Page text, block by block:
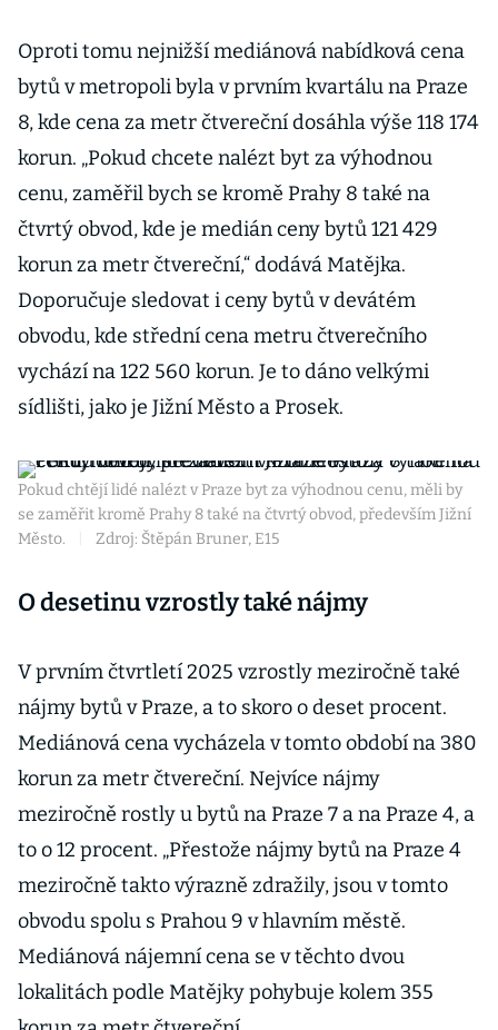
Oproti tomu nejnižší mediánová nabídková cena
bytů v metropoli byla v prvním kvartálu na Praze
8, kde cena za metr čtvereční dosáhla výše 118 174
korun. „Pokud chcete nalézt byt za výhodnou
cenu, zaměřil bych se kromě Prahy 8 také na
čtvrtý obvod, kde je medián ceny bytů 121 429
korun za metr čtvereční,“ dodává Matějka.
Doporučuje sledovat i ceny bytů v devátém
obvodu, kde střední cena metru čtverečního
vychází na 122 560 korun. Je to dáno velkými
sídlišti, jako je Jižní Město a Prosek.
Pokud chtějí lidé nalézt v Praze byt za výhodnou cenu, měli by
se zaměřit kromě Prahy 8 také na čtvrtý obvod, především Jižní
Město.
Zdroj: Štěpán Bruner, E15
O desetinu vzrostly také nájmy
V prvním čtvrtletí 2025 vzrostly meziročně také
nájmy bytů v Praze, a to skoro o deset procent.
Mediánová cena vycházela v tomto období na 380
korun za metr čtvereční. Nejvíce nájmy
meziročně rostly u bytů na Praze 7 a na Praze 4, a
to o 12 procent. „Přestože nájmy bytů na Praze 4
meziročně takto výrazně zdražily, jsou v tomto
obvodu spolu s Prahou 9 v hlavním městě.
Mediánová nájemní cena se v těchto dvou
lokalitách podle Matějky pohybuje kolem 355